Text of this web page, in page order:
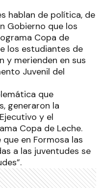
hablan de política, de
Gobierno que los
Copa de
los estudiantes de
y merienden en sus
Juvenil del
que
generaron la
y el
Copa de Leche.
en Formosa las
a las juventudes se